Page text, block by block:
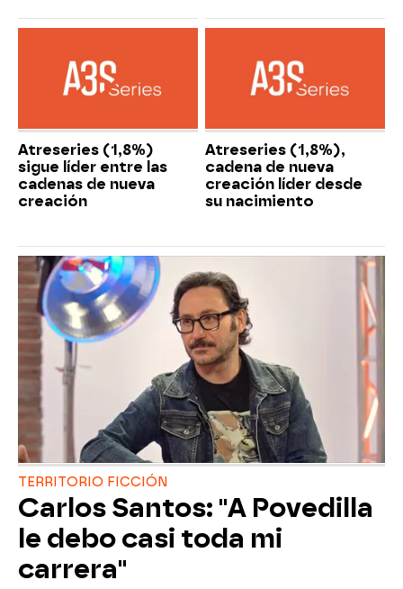
Atreseries (1,8%)
sigue líder entre las
cadenas de nueva
creación
Atreseries (1,8%),
cadena de nueva
creación líder desde
su nacimiento
TERRITORIO FICCIÓN
Carlos Santos: "A Povedilla
le debo casi toda mi
carrera"